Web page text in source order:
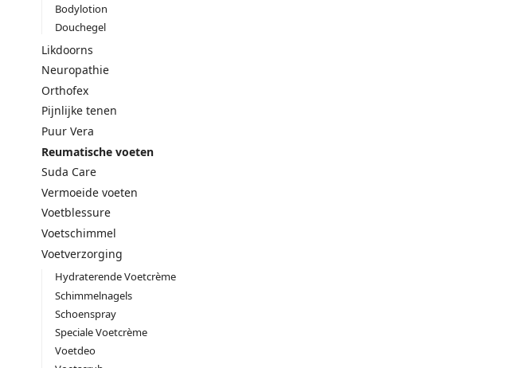
Bodylotion
Douchegel
Likdoorns
Neuropathie
Orthofex
Pijnlijke tenen
Puur Vera
Reumatische voeten
Suda Care
Vermoeide voeten
Voetblessure
Voetschimmel
Voetverzorging
Hydraterende Voetcrème
Schimmelnagels
Schoenspray
Speciale Voetcrème
Voetdeo